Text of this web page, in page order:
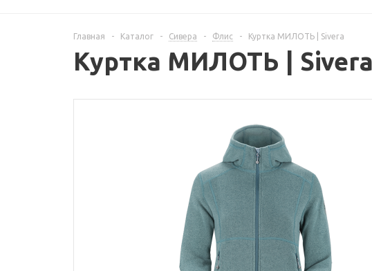
Главная - Каталог - Сивера - Флис - Куртка МИЛОТЬ | Sivera
Куртка МИЛОТЬ | Sivera